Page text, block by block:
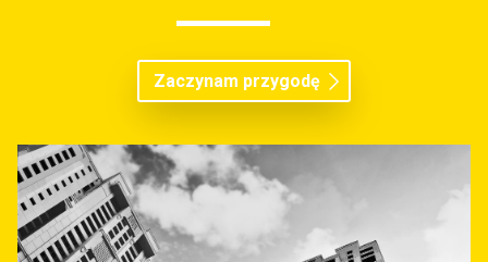
Zaczynam przygodę